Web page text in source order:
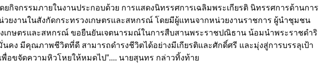
จกรรมภายในงานประกอบด้วย การแสดงนิทรรศการเฉลิมพระเกียรติ นิทรรศการด้านการ
งานในสังกัดกระทรวงเกษตรและสหกรณ์ โดยมีผู้แทนจากหน่วยงานราชการ ผู้นำชุมชน
เกษตรและสหกรณ์ ขอยืนยันเจตนารมณ์ในการสืบสานพระราชปณิธาน น้อมนำพระราชดำริ
ง มีคุณภาพชีวิตที่ดี สามารถดำรงชีวิตได้อย่างมีเกียรติและศักดิ์ศรี และมุ่งสู่การบรรลุเป้า
ขจัดความหิวโหยให้หมดไป”.... นายสุนทร กล่าวทิ้งท้าย